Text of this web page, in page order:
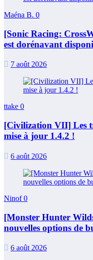
Maéna B. 0
[Sonic Racing:
est dorénavant
7 août 2026
ttake 0
[Civilization VII] Les
mise à jour 1.4.2 !
6 août 2026
Ninof0
[Monster Hunter
nouvelles options de
6 août 2026